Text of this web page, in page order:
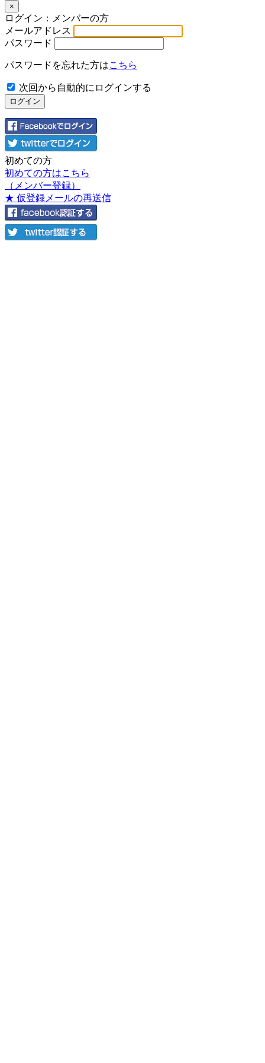
×
ログイン：メンバーの方
メールアドレス
パスワード
パスワードを忘れた方はこちら
次回から自動的にログインする
初めての方
初めての方はこちら
（メンバー登録）
★ 仮登録メールの再送信